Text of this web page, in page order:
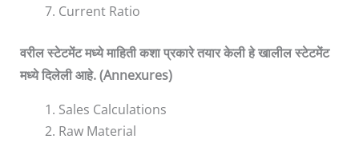
Current Ratio
वरीलस्टेटमेंटमध्येमाहितीकशाप्रकारेतयारकेलीहेखालीलस्टेटमेंट
मध्येदिलेलीआहे. (Annexures)
Sales Calculations
Raw Material